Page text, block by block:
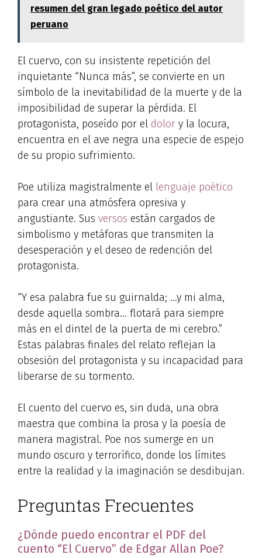
resumen del gran legado poético del autor
peruano
El cuervo, con su insistente repetición del
inquietante “Nunca más”, se convierte en un
símbolo de la inevitabilidad de la muerte y de la
imposibilidad de superar la pérdida. El
protagonista, poseído por el dolor y la locura,
encuentra en el ave negra una especie de espejo
de su propio sufrimiento.
Poe utiliza magistralmente el lenguaje poético
para crear una atmósfera opresiva y
angustiante. Sus versos están cargados de
simbolismo y metáforas que transmiten la
desesperación y el deseo de redención del
protagonista.
“Y esa palabra fue su guirnalda; …y mi alma,
desde aquella sombra… flotará para siempre
más en el dintel de la puerta de mi cerebro.”
Estas palabras finales del relato reflejan la
obsesión del protagonista y su incapacidad para
liberarse de su tormento.
El cuento del cuervo es, sin duda, una obra
maestra que combina la prosa y la poesía de
manera magistral. Poe nos sumerge en un
mundo oscuro y terrorífico, donde los límites
entre la realidad y la imaginación se desdibujan.
Preguntas Frecuentes
¿Dónde puedo encontrar el PDF del
cuento “El Cuervo” de Edgar Allan Poe?